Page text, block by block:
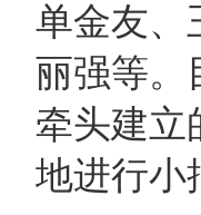
单金友、
丽强等。
牵头建立
地进行小